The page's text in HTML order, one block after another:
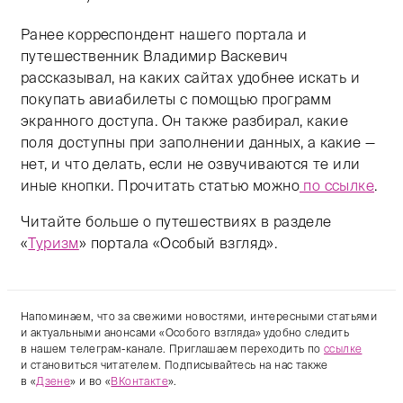
Ранее корреспондент нашего портала и
путешественник Владимир Васкевич
рассказывал, на каких сайтах удобнее искать и
покупать авиабилеты с помощью программ
экранного доступа. Он также разбирал, какие
поля доступны при заполнении данных, а какие —
нет, и что делать, если не озвучиваются те или
иные кнопки. Прочитать статью можно по ссылке.
Читайте больше о путешествиях в разделе
«Туризм» портала «Особый взгляд».
Напоминаем, что за свежими новостями, интересными статьями
и актуальными анонсами «Особого взгляда» удобно следить
в нашем телеграм-канале. Приглашаем переходить по ссылке
и становиться читателем. Подписывайтесь на нас также
в «Дзене» и во « ВКонтакте».